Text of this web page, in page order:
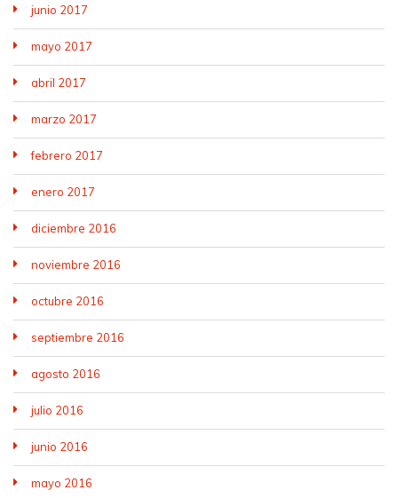
junio 2017
mayo 2017
abril 2017
marzo 2017
febrero 2017
enero 2017
diciembre 2016
noviembre 2016
octubre 2016
septiembre 2016
agosto 2016
julio 2016
junio 2016
mayo 2016